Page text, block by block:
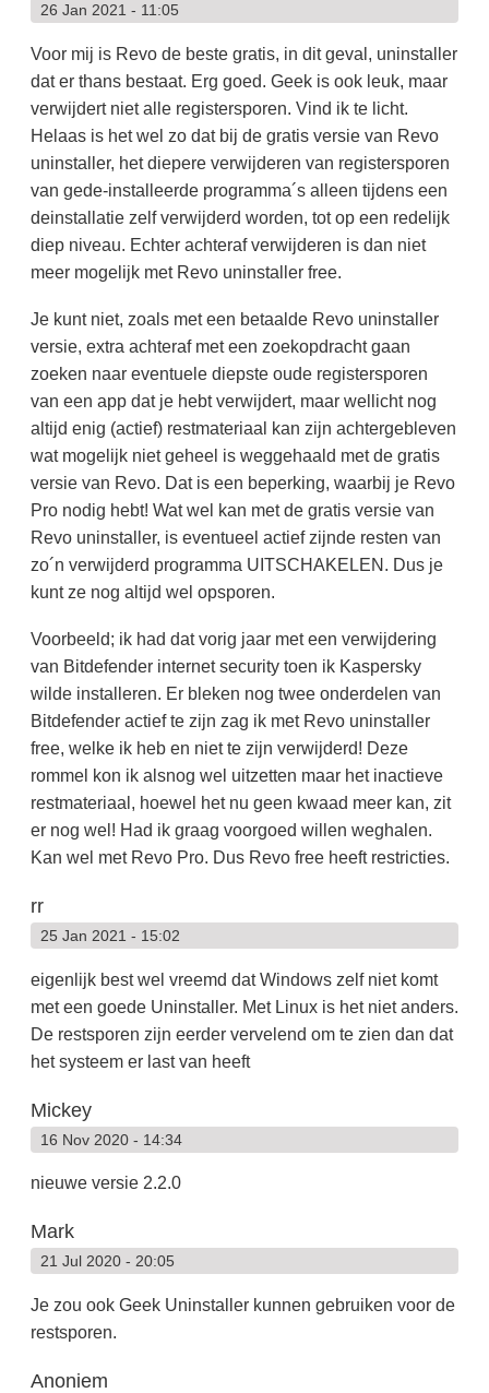
26 Jan 2021 - 11:05
Voor mij is Revo de beste gratis, in dit geval, uninstaller
dat er thans bestaat. Erg goed. Geek is ook leuk, maar
verwijdert niet alle registersporen. Vind ik te licht.
Helaas is het wel zo dat bij de gratis versie van Revo
uninstaller, het diepere verwijderen van registersporen
van gede-installeerde programma´s alleen tijdens een
deinstallatie zelf verwijderd worden, tot op een redelijk
diep niveau. Echter achteraf verwijderen is dan niet
meer mogelijk met Revo uninstaller free.
Je kunt niet, zoals met een betaalde Revo uninstaller
versie, extra achteraf met een zoekopdracht gaan
zoeken naar eventuele diepste oude registersporen
van een app dat je hebt verwijdert, maar wellicht nog
altijd enig (actief) restmateriaal kan zijn achtergebleven
wat mogelijk niet geheel is weggehaald met de gratis
versie van Revo. Dat is een beperking, waarbij je Revo
Pro nodig hebt! Wat wel kan met de gratis versie van
Revo uninstaller, is eventueel actief zijnde resten van
zo´n verwijderd programma UITSCHAKELEN. Dus je
kunt ze nog altijd wel opsporen.
Voorbeeld; ik had dat vorig jaar met een verwijdering
van Bitdefender internet security toen ik Kaspersky
wilde installeren. Er bleken nog twee onderdelen van
Bitdefender actief te zijn zag ik met Revo uninstaller
free, welke ik heb en niet te zijn verwijderd! Deze
rommel kon ik alsnog wel uitzetten maar het inactieve
restmateriaal, hoewel het nu geen kwaad meer kan, zit
er nog wel! Had ik graag voorgoed willen weghalen.
Kan wel met Revo Pro. Dus Revo free heeft restricties.
rr
25 Jan 2021 - 15:02
eigenlijk best wel vreemd dat Windows zelf niet komt
met een goede Uninstaller. Met Linux is het niet anders.
De restsporen zijn eerder vervelend om te zien dan dat
het systeem er last van heeft
Mickey
16 Nov 2020 - 14:34
nieuwe versie 2.2.0
Mark
21 Jul 2020 - 20:05
Je zou ook Geek Uninstaller kunnen gebruiken voor de
restsporen.
Anoniem